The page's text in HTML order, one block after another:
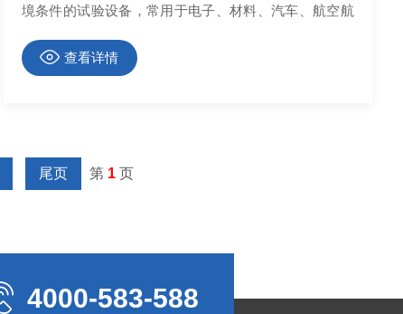
境条件的试验设备，常用于电子、材料、汽车、航空航
查看详情
尾页 第 1 页
4000-583-588